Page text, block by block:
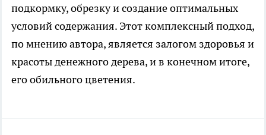
подкормку, обрезку и создание оптимальных
условий содержания. Этот комплексный подход,
по мнению автора, является залогом здоровья и
красоты денежного дерева, и в конечном итоге,
его обильного цветения.